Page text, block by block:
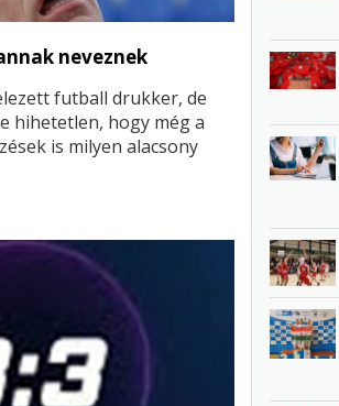
neveznek
futball drukker, de
hihetetlen, hogy még a
is milyen alacsony
kapnak anyagi juttatást.